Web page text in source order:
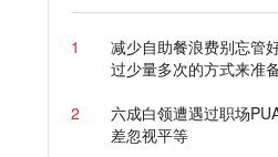
1
减少自助餐浪费别忘管
过少量多次的方式来准
2
六成白领遭遇过职场
差忽视平等